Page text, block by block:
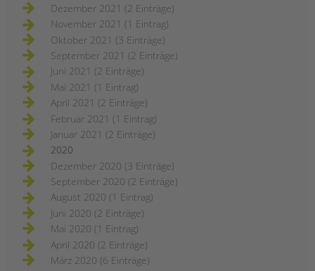
Dezember 2021 (2 Einträge)
November 2021 (1 Eintrag)
Oktober 2021 (3 Einträge)
September 2021 (2 Einträge)
Juni 2021 (2 Einträge)
Mai 2021 (1 Eintrag)
April 2021 (2 Einträge)
Februar 2021 (1 Eintrag)
Januar 2021 (2 Einträge)
2020
Dezember 2020 (3 Einträge)
September 2020 (2 Einträge)
August 2020 (1 Eintrag)
Juni 2020 (2 Einträge)
Mai 2020 (1 Eintrag)
April 2020 (2 Einträge)
März 2020 (6 Einträge)